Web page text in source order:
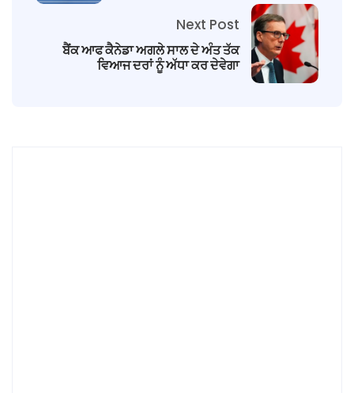
Next Post
ਬੈਂਕ ਆਫ ਕੈਨੇਡਾ ਅਗਲੇ ਸਾਲ ਦੇ ਅੰਤ ਤੱਕ
ਵਿਆਜ ਦਰਾਂ ਨੂੰ ਅੱਧਾ ਕਰ ਦੇਵੇਗਾ